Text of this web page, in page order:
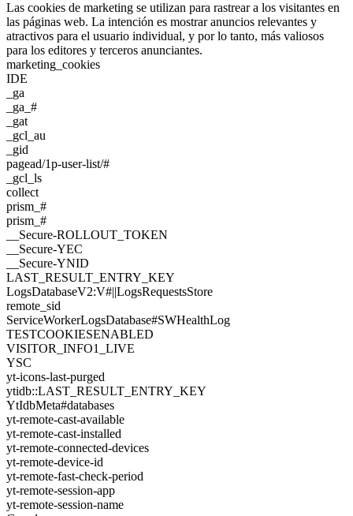
Las cookies de marketing se utilizan para rastrear a los visitantes en
las páginas web. La intención es mostrar anuncios relevantes y
atractivos para el usuario individual, y por lo tanto, más valiosos
para los editores y terceros anunciantes.
marketing_cookies
IDE
_ga
_ga_#
_gat
_gcl_au
_gid
pagead/1p-user-list/#
_gcl_ls
collect
prism_#
prism_#
__Secure-ROLLOUT_TOKEN
__Secure-YEC
__Secure-YNID
LAST_RESULT_ENTRY_KEY
LogsDatabaseV2:V#||LogsRequestsStore
remote_sid
ServiceWorkerLogsDatabase#SWHealthLog
TESTCOOKIESENABLED
VISITOR_INFO1_LIVE
YSC
yt-icons-last-purged
ytidb::LAST_RESULT_ENTRY_KEY
YtIdbMeta#databases
yt-remote-cast-available
yt-remote-cast-installed
yt-remote-connected-devices
yt-remote-device-id
yt-remote-fast-check-period
yt-remote-session-app
yt-remote-session-name